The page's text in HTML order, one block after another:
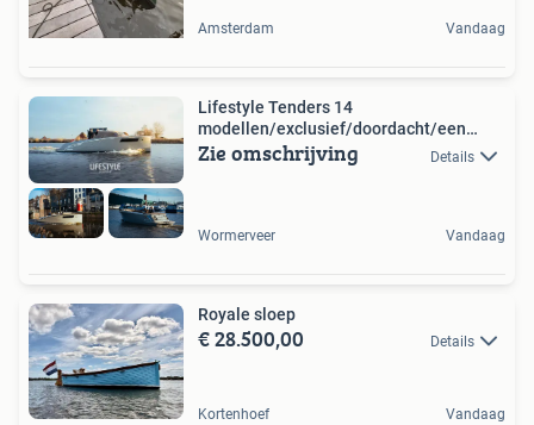
Amsterdam Vandaag
Lifestyle Tenders 14
modellen/exclusief/doordacht/een
begrip
Zie omschrijving Details
Wormerveer Vandaag
Royale sloep
€ 28.500,00 Details
Kortenhoef Vandaag